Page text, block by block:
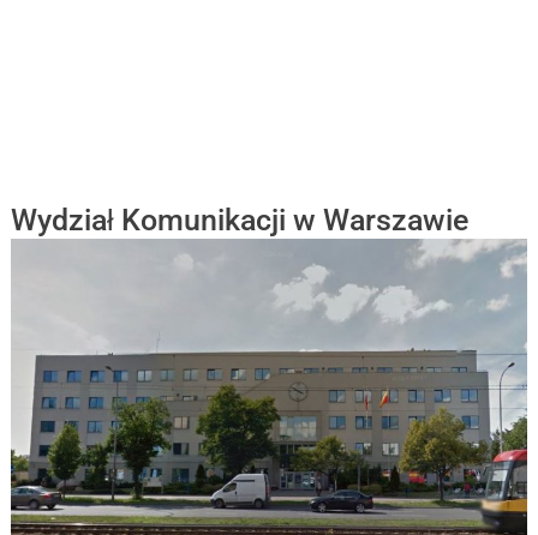
Wydział Komunikacji w Warszawie